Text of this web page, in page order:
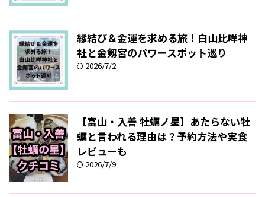
縁結び＆金運を求める旅！白山比咩神
社と金剱宮のパワースポット巡り
2026/7/2
【富山・入善 牡蠣ノ星】あたらない牡
蠣と言われる理由は？予約方法や実食
レビューも
2026/7/9